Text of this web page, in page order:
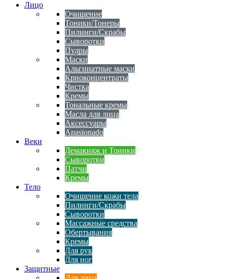
Лицо
Очищение
Тоники/Тонеры
Пилинги/Скрабы
Сыворотки
Пудры
Маски
Альгинатные маски
Криоконцентраты
Чистка
Кремы
Тональные кремы
Масла для лица
Аксессуары
Apasionado
Веки
Демакияж и Тоники
Сыворотки
Патчи
Кремы
Тело
Очищение кожи тела
Пилинги/Скрабы
Сыворотки
Массажные средства
Обертывания
Кремы
Для рук
Для ног
Защитные